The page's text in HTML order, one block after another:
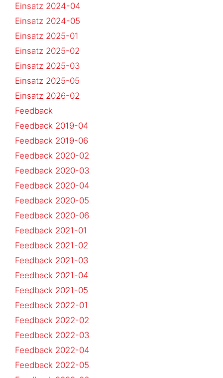
Einsatz 2024-04
Einsatz 2024-05
Einsatz 2025-01
Einsatz 2025-02
Einsatz 2025-03
Einsatz 2025-05
Einsatz 2026-02
Feedback
Feedback 2019-04
Feedback 2019-06
Feedback 2020-02
Feedback 2020-03
Feedback 2020-04
Feedback 2020-05
Feedback 2020-06
Feedback 2021-01
Feedback 2021-02
Feedback 2021-03
Feedback 2021-04
Feedback 2021-05
Feedback 2022-01
Feedback 2022-02
Feedback 2022-03
Feedback 2022-04
Feedback 2022-05